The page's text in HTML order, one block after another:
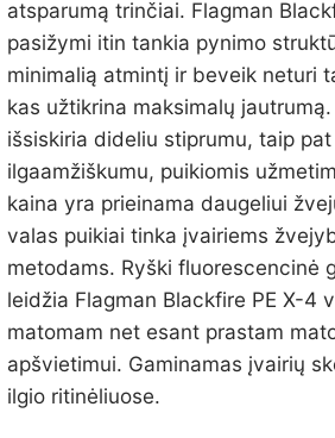
atsparumą trinčiai. Flagman
pasižymi itin tankia pynimo
minimalią atmintį ir beveik neturi
kas užtikrina maksimalų
išsiskiria dideliu stiprumu, taip
ilgaamžiškumu, puikiomis
kaina yra prieinama daugeliui
valas puikiai tinka įvairiems
metodams. Ryški fluorescencinė
leidžia Flagman Blackfire PE X-4
matomam net esant prastam
apšvietimui. Gaminamas įvairių
ilgio ritinėliuose.